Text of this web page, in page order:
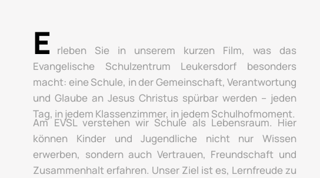
E
rleben Sie in unserem kurzen Film, was das
Evangelische Schulzentrum Leukersdorf besonders
macht: eine Schule, in der Gemeinschaft, Verantwortung
und Glaube an Jesus Christus spürbar werden – jeden
Tag, in jedem Klassenzimmer, in jedem Schulhofmoment.
Am EVSL verstehen wir Schule als Lebensraum. Hier
können Kinder und Jugendliche nicht nur Wissen
erwerben, sondern auch Vertrauen, Freundschaft und
Zusammenhalt erfahren. Unser Ziel ist es, Lernfreude zu